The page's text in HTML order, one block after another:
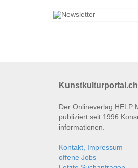
Kunstkulturportal.ch
Der Onlineverlag HELP
publiziert seit 1996
informationen.
Kontakt, Impressum
offene Jobs